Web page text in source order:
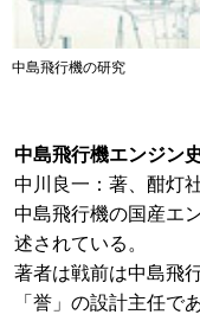
中島飛行機エンジン
中川良一：著、酣灯
中島飛行機の国産エ
述されている。
著者は戦前は中島飛
「誉」の設計主任で
中島飛行機の研究